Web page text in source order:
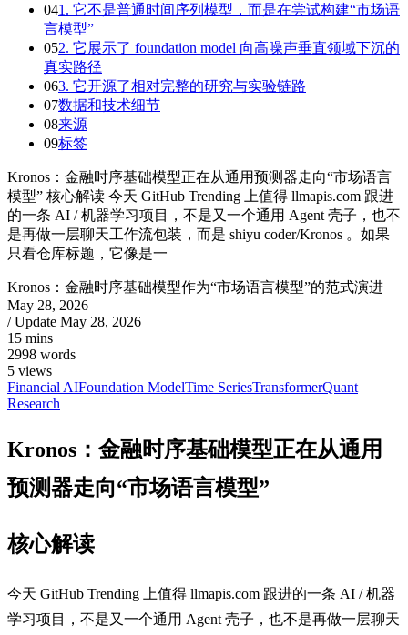
041. 它不是普通时间序列模型，而是在尝试构建“市场语
言模型”
052. 它展示了 foundation model 向高噪声垂直领域下沉的
真实路径
063. 它开源了相对完整的研究与实验链路
07数据和技术细节
08来源
09标签
Kronos：金融时序基础模型正在从通用预测器走向“市场语言
模型” 核心解读 今天 GitHub Trending 上值得 llmapis.com 跟进
的一条 AI / 机器学习项目，不是又一个通用 Agent 壳子，也不
是再做一层聊天工作流包装，而是 shiyu coder/Kronos 。如果
只看仓库标题，它像是一
Kronos：金融时序基础模型作为“市场语言模型”的范式演进
May 28, 2026
/ Update May 28, 2026
15 mins
2998 words
5 views
Financial AIFoundation ModelTime SeriesTransformerQuant
Research
Kronos：金融时序基础模型正在从通用
预测器走向“市场语言模型”
核心解读
今天 GitHub Trending 上值得 llmapis.com 跟进的一条 AI / 机器
学习项目，不是又一个通用 Agent 壳子，也不是再做一层聊天